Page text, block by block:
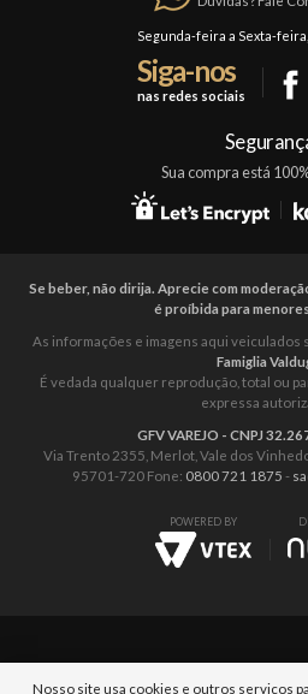
Formas de PagamentoSegunda-feira a Sexta-feira,
Siga-nos
nas redes sociais
Sua compra está
Se beber, não dirija. Aprecie com
é proíbida para
As informações e imagens aqui veiculados
Famiglia
É vedada qualquer reprodução, total ou
expressa
GFV VAREJO - CNPJ
Via Trento 2355, Merlot, Vale dos
95701-720 Fone: 0800 721 1875 -
POWERED BY
Nosso site usa cookies e outros serviços